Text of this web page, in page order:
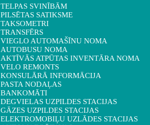
TELPAS SVINĪBĀM
PILSĒTAS SATIKSME
TAKSOMETRI
TRANSFĒRS
VIEGLO AUTOMAŠĪNU NOMA
AUTOBUSU NOMA
AKTĪVĀS ATPŪTAS INVENTĀRA NOMA
VELO REMONTS
KONSULĀRĀ INFORMĀCIJA
PASTA NODAĻAS
BANKOMĀTI
DEGVIELAS UZPILDES STACIJAS
GĀZES UZPILDES STACIJAS
ELEKTROMOBIĻU UZLĀDES STACIJAS